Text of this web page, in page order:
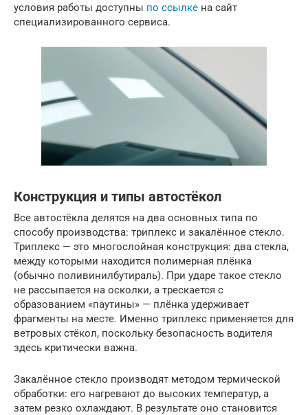
условия работы доступны по ссылке на сайт
специализированного сервиса.
Конструкция и типы автостёкол
Все автостёкла делятся на два основных типа по
способу производства: триплекс и закалённое стекло.
Триплекс — это многослойная конструкция: два стекла,
между которыми находится полимерная плёнка
(обычно поливинилбутираль). При ударе такое стекло
не рассыпается на осколки, а трескается с
образованием «паутины» — плёнка удерживает
фрагменты на месте. Именно триплекс применяется для
ветровых стёкол, поскольку безопасность водителя
здесь критически важна.
Закалённое стекло производят методом термической
обработки: его нагревают до высоких температур, а
затем резко охлаждают. В результате оно становится